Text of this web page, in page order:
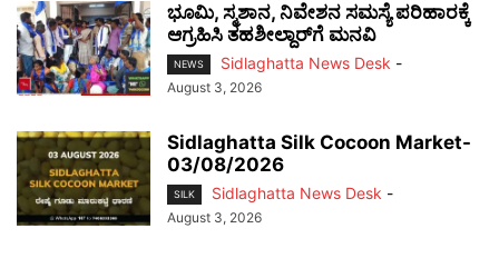
ಭೂಮಿ, ಸ್ಮಶಾನ, ನಿವೇಶನ ಸಮಸ್ಯೆ ಪರಿಹಾರಕ್ಕೆ
ಆಗ್ರಹಿಸಿ ತಹಶೀಲ್ದಾರ್‌ಗೆ ಮನವಿ
NEWS Sidlaghatta News Desk -
August 3, 2026
Sidlaghatta Silk Cocoon Market-
03/08/2026
SILK Sidlaghatta News Desk -
August 3, 2026